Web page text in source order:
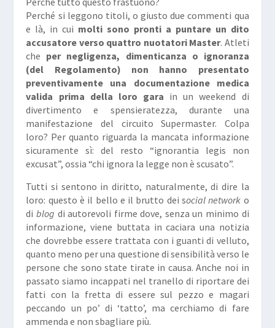
Perché si leggono titoli, o giusto due commenti qua
e là, in cui molti sono pronti a puntare un dito
accusatore verso quattro nuotatori Master. Atleti
che per negligenza, dimenticanza o ignoranza
(del Regolamento) non hanno presentato
preventivamente una documentazione medica
valida prima della loro gara in un weekend di
divertimento e spensieratezza, durante una
manifestazione del circuito Supermaster. Colpa
loro? Per quanto riguarda la mancata informazione
sicuramente sì: del resto “ignorantia legis non
excusat”, ossia “chi ignora la legge non è scusato”.
Tutti si sentono in diritto, naturalmente, di dire la
loro: questo è il bello e il brutto dei social network o
di blog di autorevoli firme dove, senza un minimo di
informazione, viene buttata incaciara una notizia
che dovrebbe essere trattata con i guanti di velluto,
quanto meno per una questione di sensibilità verso le
persone che sono state tirate in causa. Anche noi in
passato siamo incappati nel tranello di riportare dei
fatti con la fretta di essere sul pezzo e magari
peccando un po’ di ‘tatto’, ma cerchiamo di fare
ammenda e non sbagliare più.